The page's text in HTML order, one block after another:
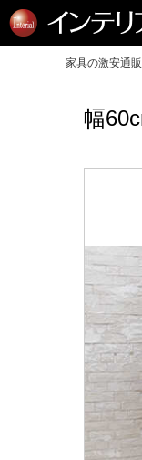
家具の激安通
幅